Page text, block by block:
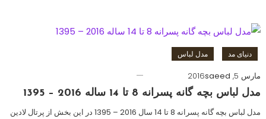
دنیای مد مدل لباس
مارس 5, 2016
saeed
مدل لباس بچه گانه پسرانه 8 تا 14 ساله 2016 – 1395
مدل لباس بچه گانه پسرانه 8 تا 14 سال 2016 – 1395 در این بخش از پرتال لادین